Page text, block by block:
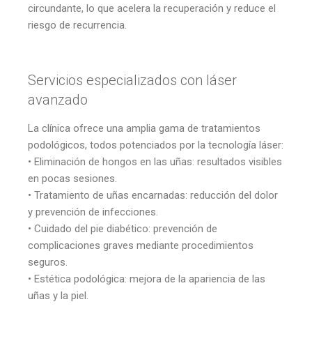
circundante, lo que acelera la recuperación y reduce el
riesgo de recurrencia.
Servicios especializados con láser
avanzado
La clínica ofrece una amplia gama de tratamientos
podológicos, todos potenciados por la tecnología láser:
• Eliminación de hongos en las uñas: resultados visibles
en pocas sesiones.
• Tratamiento de uñas encarnadas: reducción del dolor
y prevención de infecciones.
• Cuidado del pie diabético: prevención de
complicaciones graves mediante procedimientos
seguros.
• Estética podológica: mejora de la apariencia de las
uñas y la piel.